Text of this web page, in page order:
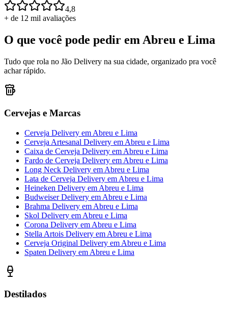
4,8
+ de 12 mil avaliações
O que você pode pedir emAbreu e Lima
Tudo que rola no Jão Delivery na sua cidade, organizado pra você
achar rápido.
Cervejas e Marcas
Cerveja Delivery em Abreu e Lima
Cerveja Artesanal Delivery em Abreu e Lima
Caixa de Cerveja Delivery em Abreu e Lima
Fardo de Cerveja Delivery em Abreu e Lima
Long Neck Delivery em Abreu e Lima
Lata de Cerveja Delivery em Abreu e Lima
Heineken Delivery em Abreu e Lima
Budweiser Delivery em Abreu e Lima
Brahma Delivery em Abreu e Lima
Skol Delivery em Abreu e Lima
Corona Delivery em Abreu e Lima
Stella Artois Delivery em Abreu e Lima
Cerveja Original Delivery em Abreu e Lima
Spaten Delivery em Abreu e Lima
Destilados